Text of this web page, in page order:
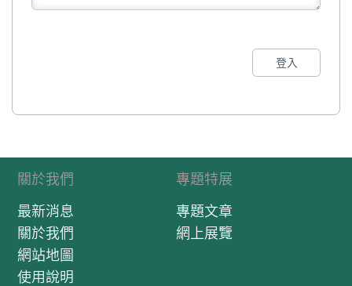
立是為了誌前賢業績，仰
其善德，繼其善志，弘揚
身披醫生長袍，而非平常
所見的中山裝或戎裝，甚
具特色。此外還有一個鳥
語花香的小型中式花園，
而主道兩側則嵌刻了醫院
的碑誌和一塊刻着光緒十
登入
關於我們
最新消息
關於我們
網站地圖
使用說明
專題特展
專題文章
網上展覽